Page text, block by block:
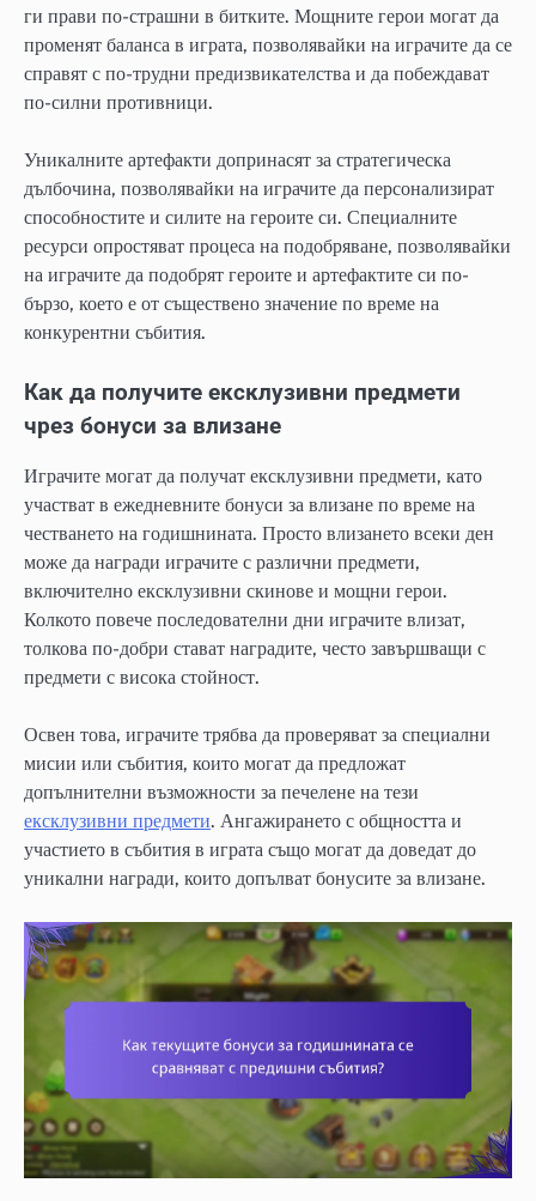
ги прави по-страшни в битките. Мощните герои могат да
променят баланса в играта, позволявайки на играчите да се
справят с по-трудни предизвикателства и да побеждават
по-силни противници.
Уникалните артефакти допринасят за стратегическа
дълбочина, позволявайки на играчите да персонализират
способностите и силите на героите си. Специалните
ресурси опростяват процеса на подобряване, позволявайки
на играчите да подобрят героите и артефактите си по-
бързо, което е от съществено значение по време на
конкурентни събития.
Как да получите ексклузивни предмети
чрез бонуси за влизане
Играчите могат да получат ексклузивни предмети, като
участват в ежедневните бонуси за влизане по време на
честването на годишнината. Просто влизането всеки ден
може да награди играчите с различни предмети,
включително ексклузивни скинове и мощни герои.
Колкото повече последователни дни играчите влизат,
толкова по-добри стават наградите, често завършващи с
предмети с висока стойност.
Освен това, играчите трябва да проверяват за специални
мисии или събития, които могат да предложат
допълнителни възможности за печелене на тези
ексклузивни предмети. Ангажирането с общността и
участието в събития в играта също могат да доведат до
уникални награди, които допълват бонусите за влизане.